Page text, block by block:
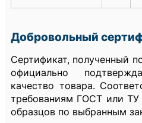
Добровольный
Сертификат, полученный
официально
качество товара.
требованиям ГОСТ или ТУ
образцов по выбранным